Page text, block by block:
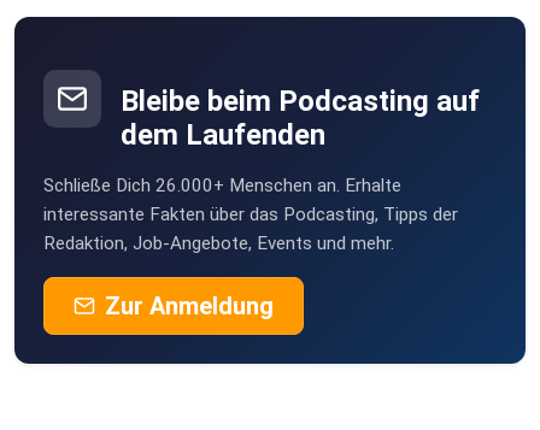
Bleibe beim Podcasting auf
dem Laufenden
Schließe Dich 26.000+ Menschen an. Erhalte
interessante Fakten über das Podcasting, Tipps der
Redaktion, Job-Angebote, Events und mehr.
Zur Anmeldung